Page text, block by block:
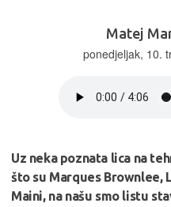
Matej
ponedjeljak, 10.
Uz neka poznata lica na
što su Marques Brownlee,
Maini, na našu smo listu